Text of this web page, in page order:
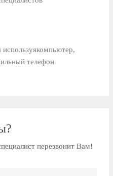
компьютер,
телефон
перезвонит Вам!